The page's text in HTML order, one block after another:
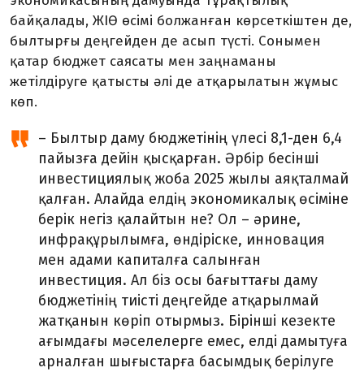
байқалады, ЖІӨ өсімі болжанған көрсеткіштен де,
былтырғы деңгейден де асып түсті. Сонымен
қатар бюджет саясаты мен заңнаманы
жетілдіруге қатысты әлі де атқарылатын жұмыс
көп.
– Былтыр даму бюджетінің үлесі 8,1-ден 6,4
пайызға дейін қысқарған. Әрбір бесінші
инвестициялық жоба 2025 жылы аяқталмай
қалған. Алайда елдің экономикалық өсіміне
берік негіз қалайтын не? Ол – әрине,
инфрақұрылымға, өндіріске, инновация
мен адами капиталға салынған
инвестиция. Ал біз осы бағыттағы даму
бюджетінің тиісті деңгейде атқарылмай
жатқанын көріп отырмыз. Бірінші кезекте
ағымдағы мәселелерге емес, елді дамытуға
арналған шығыстарға басымдық берілуге